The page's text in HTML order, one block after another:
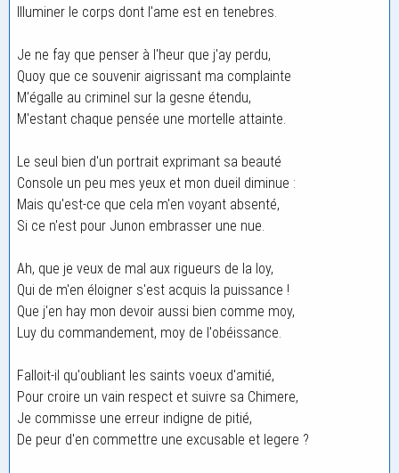
Illuminer le corps dont l'ame est en tenebres.
Je ne fay que penser à l'heur que j'ay perdu,
Quoy que ce souvenir aigrissant ma complainte
M'égalle au criminel sur la gesne étendu,
M'estant chaque pensée une mortelle attainte.
Le seul bien d'un portrait exprimant sa beauté
Console un peu mes yeux et mon dueil diminue :
Mais qu'est-ce que cela m'en voyant absenté,
Si ce n'est pour Junon embrasser une nue.
Ah, que je veux de mal aux rigueurs de la loy,
Qui de m'en éloigner s'est acquis la puissance !
Que j'en hay mon devoir aussi bien comme moy,
Luy du commandement, moy de l'obéissance.
Falloit-il qu'oubliant les saints voeux d'amitié,
Pour croire un vain respect et suivre sa Chimere,
Je commisse une erreur indigne de pitié,
De peur d'en commettre une excusable et legere ?